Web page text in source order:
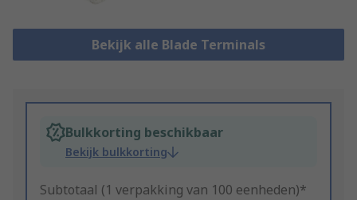
Bekijk alle Blade Terminals
Bulkkorting beschikbaar
Bekijk bulkkorting
Subtotaal (1 verpakking van 100 eenheden)*